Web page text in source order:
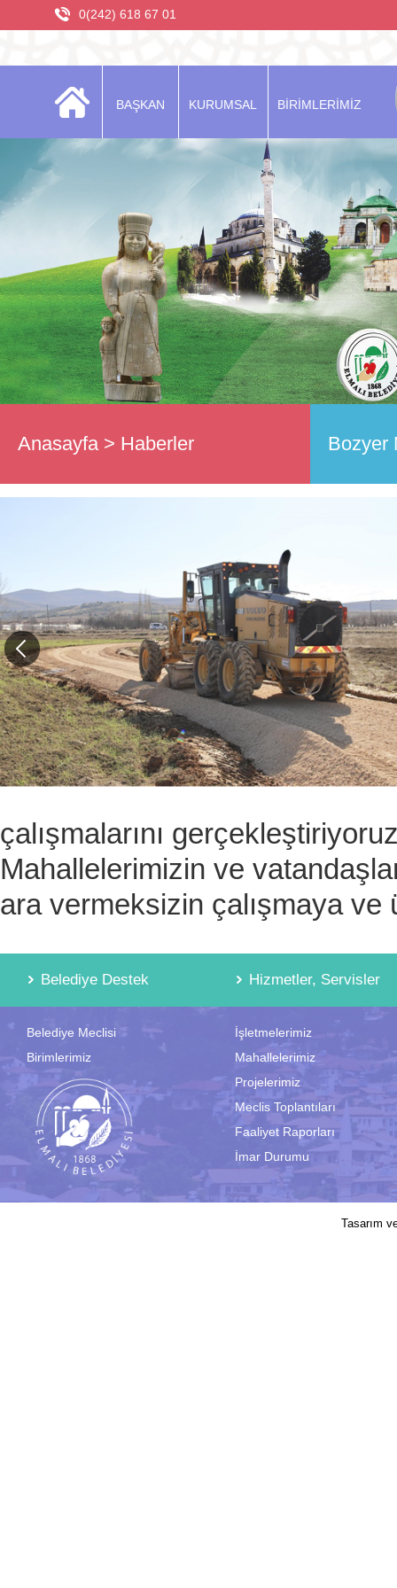
0(242) 618 67 01
BAŞKAN KURUMSAL BİRİMLERİMİZ
Anasayfa> Haberler Bozyer
çalışmalarını
Mahallelerimizin ve
ara vermeksizin çalışmaya
Belediye Destek Hizmetler, Servisler
Belediye Meclisi
Birimlerimiz
İşletmelerimiz
Mahallelerimiz
Projelerimiz
Meclis Toplantıları
Faaliyet Raporları
İmar Durumu
Tasarım